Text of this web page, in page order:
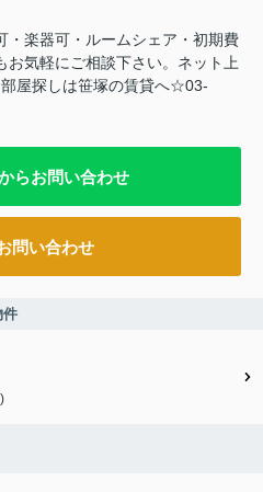
楽器可・ルームシェア・初期費
気軽にご相談下さい。ネット上
屋探しは笹塚の賃貸へ☆03-
らお問い合わせ
問い合わせ